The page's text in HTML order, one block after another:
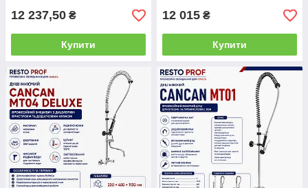
12 237,50 ₴
Купити
12 015 ₴
Купити